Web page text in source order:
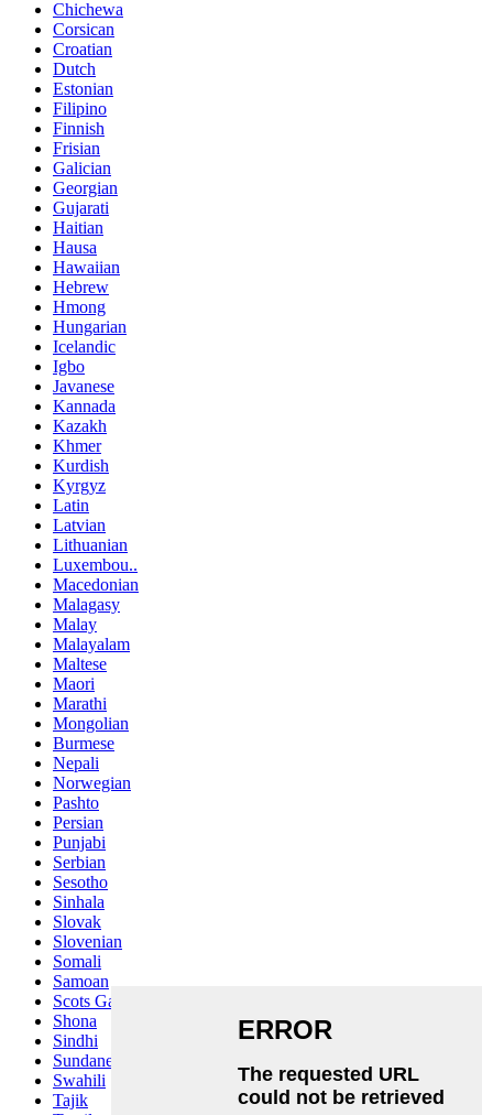
Chichewa
Corsican
Croatian
Dutch
Estonian
Filipino
Finnish
Frisian
Galician
Georgian
Gujarati
Haitian
Hausa
Hawaiian
Hebrew
Hmong
Hungarian
Icelandic
Igbo
Javanese
Kannada
Kazakh
Khmer
Kurdish
Kyrgyz
Latin
Latvian
Lithuanian
Luxembou..
Macedonian
Malagasy
Malay
Malayalam
Maltese
Maori
Marathi
Mongolian
Burmese
Nepali
Norwegian
Pashto
Persian
Punjabi
Serbian
Sesotho
Sinhala
Slovak
Slovenian
Somali
Samoan
Scots Gaelic
Shona
Sindhi
Sundanese
Swahili
Tajik